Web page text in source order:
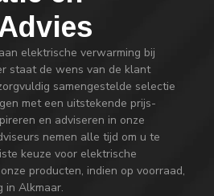
elektrische verwarming bij
staat de wens van de klant
samengestelde selectie
met een uitstekende prijs-
en adviseren in onze
nemen alle tijd om u te
keuze voor elektrische
producten, indien op voorraad,
in Alkmaar.